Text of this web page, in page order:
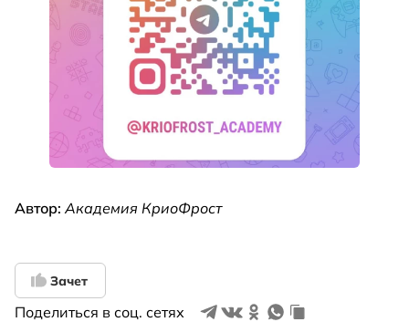
Автор:Академия КриоФрост
Зачет
Поделиться в соц. сетях